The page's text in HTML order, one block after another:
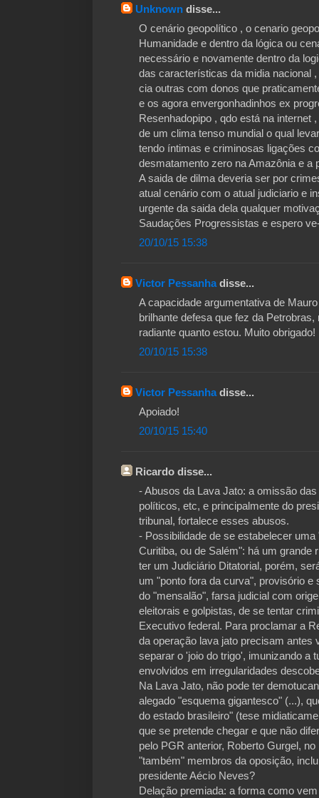
Unknown disse...
O cenário geopolítico , o cenario
Humanidade e dentro da lógica ou
necessário e novamente dentro da
das características da midia nacional
cia outras com donos que
e os agora envergonhadinhos ex
Resenhadopipo , qdo está na internet
de um clima tenso mundial o qual
tendo íntimas e criminosas ligações
desmatamento zero na Amazônia e a
A saida de dilma deveria ser por
atual cenário com o atual judiciario e
urgente da saida dela qualquer
Saudações Progressistas e espero
20/10/15 15:38
Victor Pessanhadisse...
A capacidade argumentativa de
brilhante defesa que fez da
radiante quanto estou. Muito obrigado!
20/10/15 15:38
Victor Pessanhadisse...
Apoiado!
20/10/15 15:40
Ricardo disse...
- Abusos da Lava Jato: a omissão
políticos, etc, e principalmente do
tribunal, fortalece esses abusos.
- Possibilidade de se estabelecer
Curitiba, ou de Salém": há um
ter um Judiciário Ditatorial, porém,
um "ponto fora da curva", provisório
do "mensalão", farsa judicial com
eleitorais e golpistas, de se tentar
Executivo federal. Para proclamar a
da operação lava jato precisam antes
separar o 'joio do trigo', imunizando a
envolvidos em irregularidades
Na Lava Jato, não pode ter
alegado "esquema gigantesco" (...),
do estado brasileiro" (tese
que se pretende chegar e que não
pelo PGR anterior, Roberto Gurgel,
"também" membros da oposição,
presidente Aécio Neves?
Delação premiada: a forma como